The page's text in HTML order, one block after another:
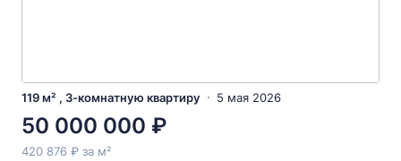
119 м² , 3-комнатную квартиру 5 мая 2026
50 000 000 ₽
420 876 ₽ за м²